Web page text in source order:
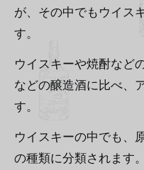
が、その中でもウイス
す。
ウイスキーや焼酎など
などの醸造酒に比べ、
す。
ウイスキーの中でも、
の種類に分類されます。